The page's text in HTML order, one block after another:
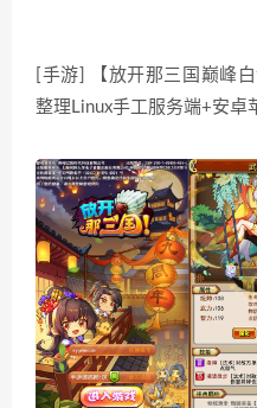
[手游] 【放开那三国巅峰
整理Linux手工服务端+安卓